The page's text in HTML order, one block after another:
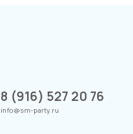
8 (916) 527 20 76
info@sm-party.ru